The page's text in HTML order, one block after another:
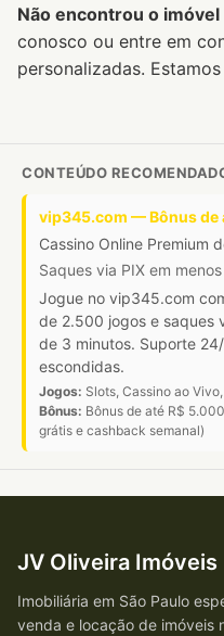
Não encontrou o imóvel
conosco ou entre em
personalizadas.
CONTEÚDO
vip345.com — Bônus de
Cassino Online Premium
Saques via PIX em
Jogue no vip345.com
de 2.500 jogos e saques
de 3 minutos. Suporte
escondidas.
Jogos: Slots, Cassino ao
Bônus: Bônus de até R$
grátis e cashback semanal)
JV Oliveira Imóveis
Imobiliária em São Paulo
venda e locação de imóveis